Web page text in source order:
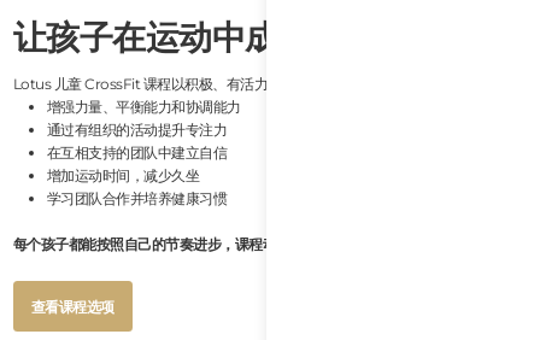
让孩子在运动中成长
Lotus 儿童 CrossFit 课程以积极、有活力的方式帮助孩子：
增强力量、平衡能力和协调能力
通过有组织的活动提升专注力
在互相支持的团队中建立自信
增加运动时间，减少久坐
学习团队合作并培养健康习惯
每个孩子都能按照自己的节奏进步，课程动作会根据其年龄和能力进行调整。
Button
查看课程选项
查看课程选项